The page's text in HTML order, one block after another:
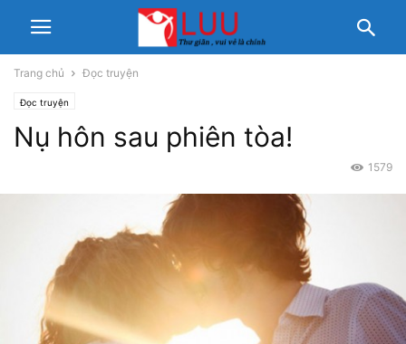
Trang chủ Đọc truyện
Đọc truyện
Nụ hôn sau phiên tòa!
1579